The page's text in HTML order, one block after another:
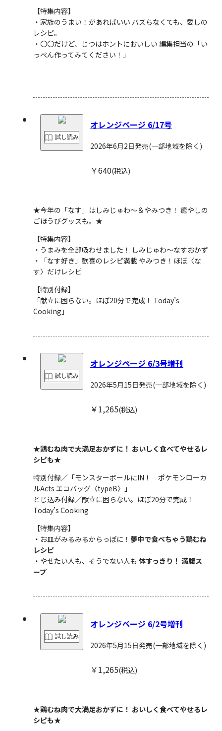
【特集内容】
・家族のうまい！があればいい バズらなくても、愛しの
レシピ。
・〇〇だけど、じつはホントにおいしい 編集担当の「い
っぺん作ってみてください！」
試し読み
オレンジページ 6/17号
2026年6月2日発売(一部地域を除く)
￥640(税込)
★今年の「なす」はしみじゅわ～＆やみつき！ 癒やしの
ごほうびグッズも。★
【特集内容】
・うまみを全部吸わせました！ しみじゅわ～なすおかず
・「なす好き」歓喜のレシピ満載 やみつき！ほぼ〈な
す〉だけレシピ
【特別付録】
「献立に困らない。ほぼ20分で完成！ Today’s
Cooking」
試し読み
オレンジページ 6/3号増刊
2026年5月15日発売(一部地域を除く)
￥1,265(税込)
★鶏むね肉で大満足おかずに！ おいしく食べてやせるレ
シピも★
特別付録／「モンスターボールにIN！ ポケモンローカ
ルActs エコバッグ〈typeB〉」
とじ込み付録／献立に困らない。ほぼ20分で完成！
Today’s Cooking
【特集内容】
・お皿がみるみるからっぽに！ 夢中で食べちゃう鶏むね
レシピ
・やせたい人も、そうでない人も体すっきり！ 満腹ス
ープ
試し読み
オレンジページ 6/2号増刊
2026年5月15日発売(一部地域を除く)
￥1,265(税込)
★鶏むね肉で大満足おかずに！ おいしく食べてやせるレ
シピも★